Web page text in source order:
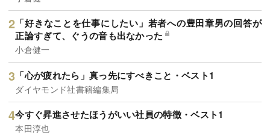
「好きなことを仕事にしたい」若者への豊田章男の回答が
正論すぎて、ぐうの音も出なかった
小倉健一
「心が疲れたら」真っ先にすべきこと・ベスト1
ダイヤモンド社書籍編集局
今すぐ昇進させたほうがいい社員の特徴・ベスト1
本田淳也